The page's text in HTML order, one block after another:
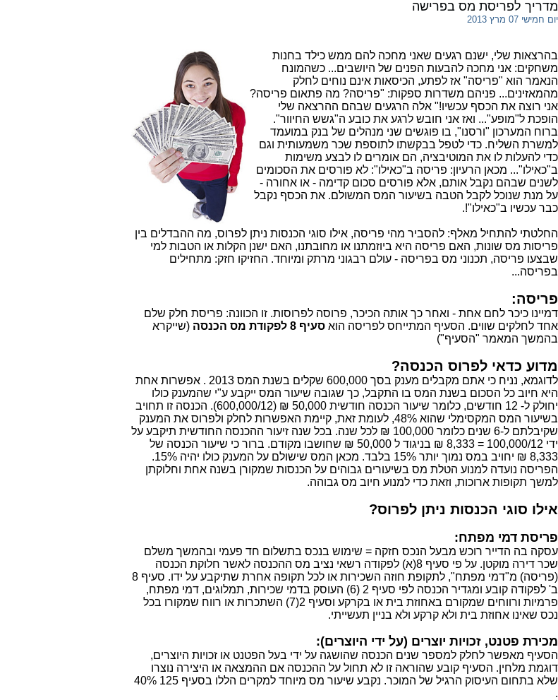
מדריך לפריסת מס בפרישה
יום חמישי 07 מרץ 2013
בהרצאות שלי, ישנם רגעים שאני מחכה להם ממש כילד בחנות
משחקים: אני מחכה להבעות הפנים של היושבים... כשהמונח
הנאמר הוא "פריסה" אז לפתע, הכיסאות אינם נוחים לחלק
מהמאזינים... פניהם משדרות ספקות: "פריסה? מה פתאום פריסה?
אני רוצה את הכסף עכשיו!" אלה הרגעים שבהם ההרצאה שלי
הופכת ל"מופע"... ואז אני חובש לרגע את כובע ה"גשש החיוור".
ברוח המערכון "ורסנו", בו פוגשים שני מנהלים של בנק במועמד
למשרת השליח. כדי לטפל בבקשתו לתוספת שכר משמעותית וגם
כדי להעלות לו את המוטיבציה, הם אומרים לו לבצע משימות
ב"כאילו"... מכאן הרעיון: פריסה ב"כאילו": לא פורסים את הסכומים
לשנים שבהם נקבל אותם, אלא פורסים סכום קדימה - או אחורה -
על מנת שנוכל לקבל הטבה בשיעור המס המשולם. את הכסף נקבל
כבר עכשיו ב"כאילו"!.
החלטתי להתחיל מאלף: להסביר מהי פריסה, אילו סוגי הכנסות ניתן לפרוס, מה ההבדלים בין
פריסות מס שונות, האם פריסה היא ביוזמתנו או מחובתנו, האם ישנן הקלות או הטבות למי
שבצעו פריסה, תכנוני מס בפריסה - עולם רבגוני מרתק ומיוחד. החזיקו חזק: מתחילים
בפריסה...
פריסה:
דמיינו כיכר לחם אחת - ואחר כך אותה הכיכר, פרוסה לפרוסות. זו הכוונה: פריסת חלק שלם
אחד לחלקים שווים. הסעיף המתייחס לפריסה הוא סעיף 8 לפקודת מס הכנסה (שייקרא
בהמשך המאמר "הסעיף")
מדוע כדאי לפרוס הכנסה?
לדוגמא, נניח כי אתם מקבלים מענק בסך 600,000 שקלים בשנת המס 2013 . אפשרות אחת
היא חיוב כל הסכום בשנת המס בו התקבל, כך שגובה שיעור המס ייקבע ע"י שהמענק כולו
יחולק ל- 12 חודשים, כלומר שיעור הכנסה חודשית 50,000 ₪ (600,000/12). הכנסה זו תחויב
בשיעור המס המקסימלי שהוא 48%, לעומת זאת, קיימת האפשרות לחלק ולפרוס את המענק
שקיבלתם ל-6 שנים כלומר 100,000 ₪ לכל שנה. בכל שנה זיעור ההכנסה החודשית תיקבע על
ידי 100,000/12 = 8,333 ₪ בניגוד ל 50,000 ₪ שחושבו מקודם. ברור כי שיעור הכנסה של
8,333 ₪ יחויב במס נמוך יותר 15% בלבד. מכאן המס שישולם על המענק כולו יהיה 15%.
הפריסה נועדה למנוע הטלת מס בשיעורים גבוהים על הכנסות שמקורן בשנה אחת וחלוקתן
למשך תקופות ארוכות, וזאת כדי למנוע חיוב מס גבוהה.
אילו סוגי הכנסות ניתן לפרוס?
פריסת דמי מפתח:
עסקה בה הדייר רוכש מבעל הנכס חזקה = שימוש בנכס בתשלום חד פעמי ובהמשך משלם
שכר דירה מוקטן. על פי סעיף 8(א) לפקודה רשאי נציב מס ההכנסה לאשר חלוקת הכנסה
(פריסה) מ"דמי מפתח", לתקופת חוזה השכירות או לכל תקופה אחרת שתיקבע על ידו. סעיף 8
ב' לפקודה קובע ומגדיר הכנסה לפי סעיף 2 (6) העוסק בדמי שכירות, תמלוגים, דמי מפתח,
פרמיות ורווחים שמקורם באחוזת בית או בקרקע וסעיף 2(7) השתכרות או רווח שמקורו בכל
נכס שאינו אחוזת בית ולא קרקע ולא בניין תעשייתי.
מכירת פטנט, זכויות יוצרים (על ידי היוצרים):
הסעיף מאפשר לחלק למספר שנים הכנסה שהושגה על ידי בעל הפטנט או זכויות היוצרים,
דוגמת מלחין. הסעיף קובע שהוראה זו לא תחול על ההכנסה אם ההמצאה או היצירה נוצרו
שלא בתחום העיסוק הרגיל של המוכר. נקבע שיעור מס מיוחד למקרים הללו בסעיף 125 40%
.